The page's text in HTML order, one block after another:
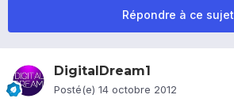
Répondre à ce sujet
DigitalDream1
Posté(e) 14 octobre 2012